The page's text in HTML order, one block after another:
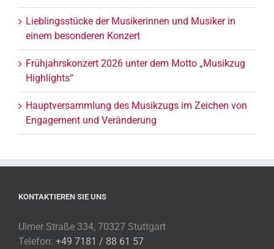
Lieblingsstücke der Musikerinnen und Musiker in
einem besonderen Konzert
Frühjahrskonzert 2026 unter dem Motto „Musikzug
Highlights“
Hauptversammlung des Musikzugs im Zeichen von
Engagement und Veränderung
KONTAKTIEREN SIE UNS
Ulmer Straße 334, 70327 Stuttgart
Telefon: +49 7181 / 88 61 57